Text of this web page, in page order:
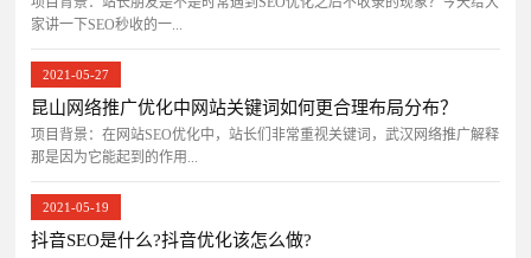
家讲一下SEO秒收的一...
2021-05-27
昆山网络推广优化中网站关键词如何更合理布局分布？
项目背景：在网站SEO优化中，站长们非常重视关键词，武汉网络推广解释
那是因为它能起到的作用...
2021-05-19
抖音SEO是什么?抖音优化该怎么做?